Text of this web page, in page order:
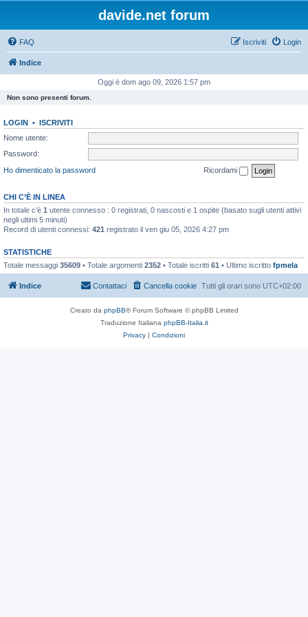
davide.net forum
FAQ Login
Iscriviti
Indice
Oggi è dom ago 09, 2026 1:57 pm
Non sono presenti forum.
LOGIN • ISCRIVITI
Nome utente:
Password:
Ho dimenticato la password
Ricordami
CHI C’È IN LINEA
In totale c’è 1 utente connesso : 0 registrati, 0 nascosti e 1 ospite (basato sugli utenti attivi
negli ultimi 5 minuti)
Record di utenti connessi: 421 registrato il ven giu 05, 2026 4:27 pm
STATISTICHE
Totale messaggi 35609 • Totale argomenti 2352 • Totale iscritti 61 • Ultimo iscritto fpmela
Indice Tutti gli orari sono UTC+02:00
Cancella cookie
Contattaci
Creato da phpBB® Forum Software © phpBB Limited
Traduzione Italiana phpBB-Italia.it
Privacy | Condizioni